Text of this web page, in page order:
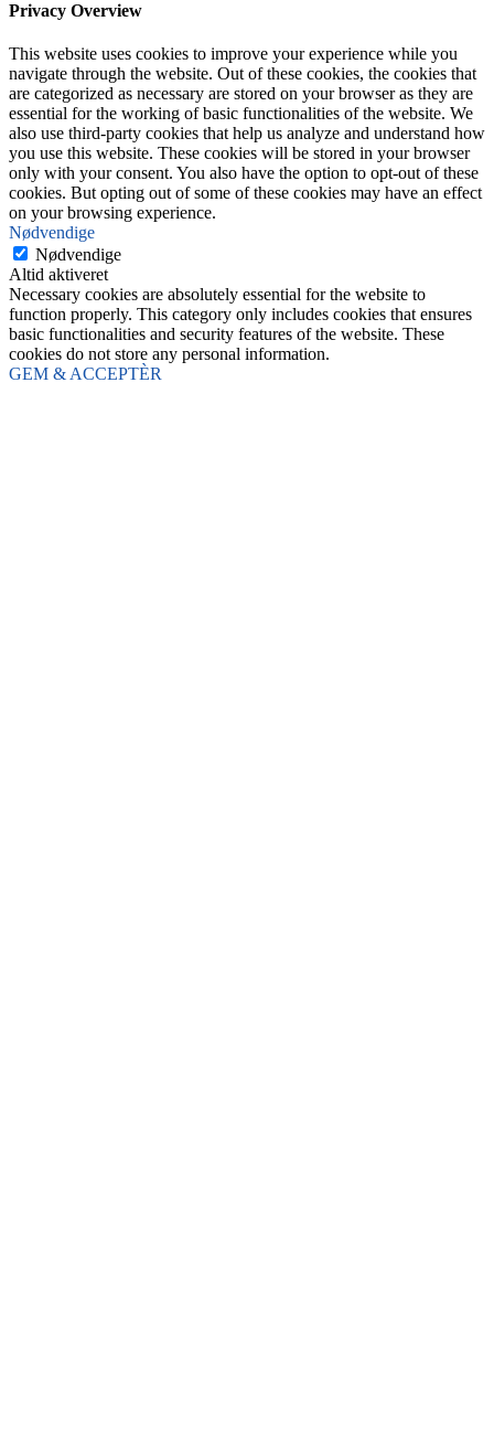
Privacy Overview
This website uses cookies to improve your experience while you
navigate through the website. Out of these cookies, the cookies that
are categorized as necessary are stored on your browser as they are
essential for the working of basic functionalities of the website. We
also use third-party cookies that help us analyze and understand how
you use this website. These cookies will be stored in your browser
only with your consent. You also have the option to opt-out of these
cookies. But opting out of some of these cookies may have an effect
on your browsing experience.
Nødvendige
Nødvendige
Altid aktiveret
Necessary cookies are absolutely essential for the website to
function properly. This category only includes cookies that ensures
basic functionalities and security features of the website. These
cookies do not store any personal information.
GEM & ACCEPTÈR